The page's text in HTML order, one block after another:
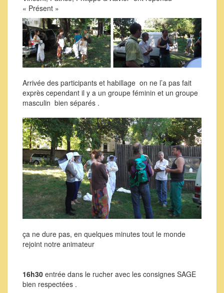
« Présent »
Arrivée des participants et habillage on ne l’a pas fait
exprès cependant il y a un groupe féminin et un groupe
masculin bien séparés .
ça ne dure pas, en quelques minutes tout le monde
rejoint notre animateur
16h30 entrée dans le rucher avec les consignes SAGE
bien respectées .